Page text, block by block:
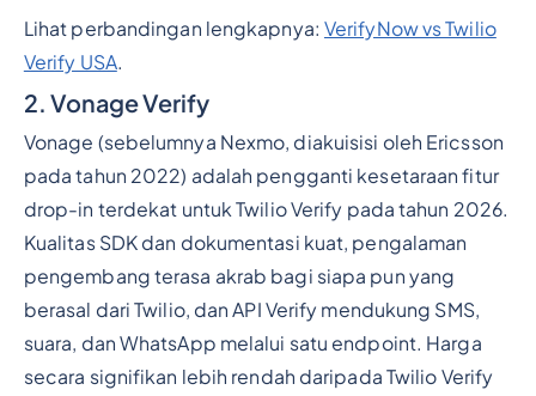
Lihat perbandingan lengkapnya: VerifyNow vs Twilio
Verify USA.
2. Vonage Verify
Vonage (sebelumnya Nexmo, diakuisisi oleh Ericsson
pada tahun 2022) adalah pengganti kesetaraan fitur
drop-in terdekat untuk Twilio Verify pada tahun 2026.
Kualitas SDK dan dokumentasi kuat, pengalaman
pengembang terasa akrab bagi siapa pun yang
berasal dari Twilio, dan API Verify mendukung SMS,
suara, dan WhatsApp melalui satu endpoint. Harga
secara signifikan lebih rendah daripada Twilio Verify